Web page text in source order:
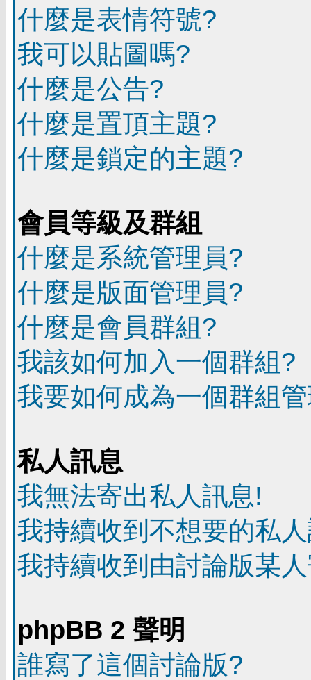
什麼是表情符號?
我可以貼圖嗎?
什麼是公告?
什麼是置頂主題?
什麼是鎖定的主題?
會員等級及群組
什麼是系統管理員?
什麼是版面管理員?
什麼是會員群組?
我該如何加入一個群組?
我要如何成為一個群組
私人訊息
我無法寄出私人訊息!
我持續收到不想要的私
我持續收到由討論版某
phpBB 2 聲明
誰寫了這個討論版?